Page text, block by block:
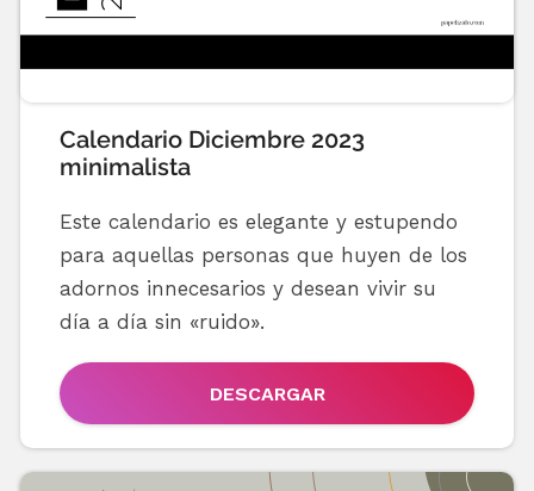
Calendario Diciembre 2023
minimalista
Este calendario es elegante y estupendo
para aquellas personas que huyen de los
adornos innecesarios y desean vivir su
día a día sin «ruido».
DESCARGAR